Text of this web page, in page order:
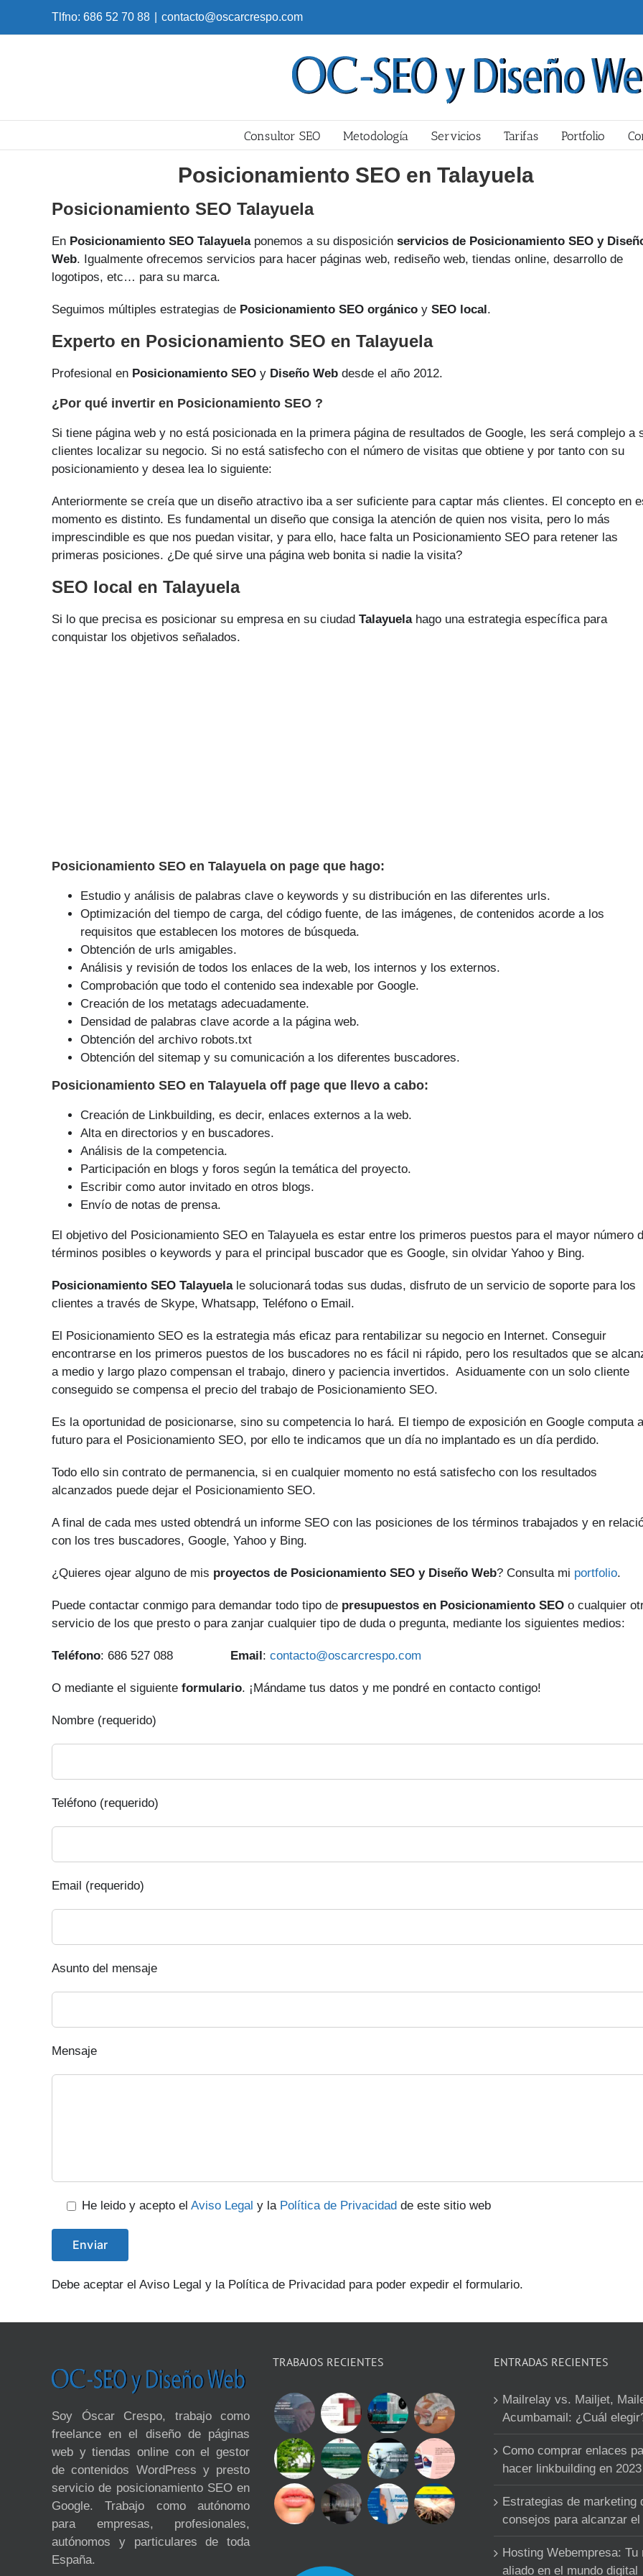
Tlfno: 686 52 70 88 contacto@oscarcrespo.com
Consultor SEO Metodología Servicios Tarifas Portfolio
Posicionamiento SEO en Talayuela
Posicionamiento SEO Talayuela
En Posicionamiento SEO Talayuelaponemos a su disposición servicios de Posicionamiento SEO y
Web. Igualmente ofrecemos servicios para hacer páginas web, rediseño web, tiendas online, desarrollo de
logotipos, etc… para su marca.
Seguimos múltiples estrategias de Posicionamiento SEO orgánico y SEO local.
Experto en Posicionamiento SEO en Talayuela
Profesional en Posicionamiento SEO y Diseño Web desde el año 2012.
¿Por qué invertir en Posicionamiento SEO ?
Si tiene página web y no está posicionada en la primera página de resultados de Google, les será complejo a
clientes localizar su negocio. Si no está satisfecho con el número de visitas que obtiene y por tanto con su
posicionamiento y desea lea lo siguiente:
Anteriormente se creía que un diseño atractivo iba a ser suficiente para captar más clientes. El concepto en
momento es distinto. Es fundamental un diseño que consiga la atención de quien nos visita, pero lo más
imprescindible es que nos puedan visitar, y para ello, hace falta un Posicionamiento SEO para retener las
primeras posiciones. ¿De qué sirve una página web bonita si nadie la visita?
SEO local en Talayuela
Si lo que precisa es posicionar su empresa en su ciudad Talayuelahago una estrategia específica para
conquistar los objetivos señalados.
Posicionamiento SEO en Talayuela on page que hago:
Estudio y análisis de palabras clave o keywords y su distribución en las diferentes urls.
Optimización del tiempo de carga, del código fuente, de las imágenes, de contenidos acorde a los
requisitos que establecen los motores de búsqueda.
Obtención de urls amigables.
Análisis y revisión de todos los enlaces de la web, los internos y los externos.
Comprobación que todo el contenido sea indexable por Google.
Creación de los metatags adecuadamente.
Densidad de palabras clave acorde a la página web.
Obtención del archivo robots.txt
Obtención del sitemap y su comunicación a los diferentes buscadores.
Posicionamiento SEO en Talayuela off page que llevo a cabo:
Creación de Linkbuilding, es decir, enlaces externos a la web.
Alta en directorios y en buscadores.
Análisis de la competencia.
Participación en blogs y foros según la temática del proyecto.
Escribir como autor invitado en otros blogs.
Envío de notas de prensa.
El objetivo del Posicionamiento SEO en Talayuela es estar entre los primeros puestos para el mayor número
tér­minos posibles o keywords y para el principal buscador que es Google, sin olvidar Yahoo y Bing.
Posicionamiento SEO Talayuelale solucionará todas sus dudas, disfruto de un servicio de soporte para los
clientes a través de Skype, Whatsapp, Teléfono o Email.
El Posicionamiento SEO es la estrategia más eficaz para rentabilizar su negocio en Internet. Conseguir
encontrarse en los primeros puestos de los buscadores no es fácil ni rápido, pero los resultados que se
a medio y largo plazo compensan el trabajo, dinero y paciencia invertidos. Asiduamente con un solo cliente
conseguido se compensa el precio del trabajo de Posicionamiento SEO.
Es la oportunidad de posicionarse, sino su competencia lo hará. El tiempo de exposición en Google computa a
futuro para el Posicionamiento SEO, por ello te indicamos que un día no implantado es un día perdido.
Todo ello sin contrato de permanencia, si en cualquier momento no está satisfecho con los resultados
alcanzados puede dejar el Posicionamiento SEO.
A final de cada mes usted obtendrá un informe SEO con las posiciones de los términos trabajados y en
con los tres buscadores, Google, Yahoo y Bing.
¿Quieres ojear alguno de mis proyectos de Posicionamiento SEO y Diseño Web? Consulta mi portfolio.
Puede contactar conmigo para demandar todo tipo de presupuestos en Posicionamiento SEO o cualquier
servicio de los que presto o para zanjar cualquier tipo de duda o pregunta, mediante los siguientes medios:
Teléfono: 686 527 088 Email: contacto@oscarcrespo.com
O mediante el siguiente formulario. ¡Mándame tus datos y me pondré en contacto contigo!
Nombre (requerido)
Teléfono (requerido)
Email (requerido)
Asunto del mensaje
Mensaje
He leido y acepto el Aviso Legal y la Política de Privacidad de este sitio web
Debe aceptar el Aviso Legal y la Política de Privacidad para poder expedir el formulario.
Soy Óscar Crespo, trabajo como
freelance en el diseño de páginas
web y tiendas online con el gestor
de contenidos WordPress y presto
servicio de posicionamiento SEO en
Google. Trabajo como autónomo
para empresas, profesionales,
autónomos y particulares de toda
España.
TRABAJOS RECIENTES ENTRADAS RECIENTES
Mailrelay vs. Mailjet,
Acumbamail: ¿Cuál
Como comprar enlaces
hacer linkbuilding en 2023
Estrategias de marketing
consejos para alcanzar
Hosting Webempresa: Tu
aliado en el mundo digital